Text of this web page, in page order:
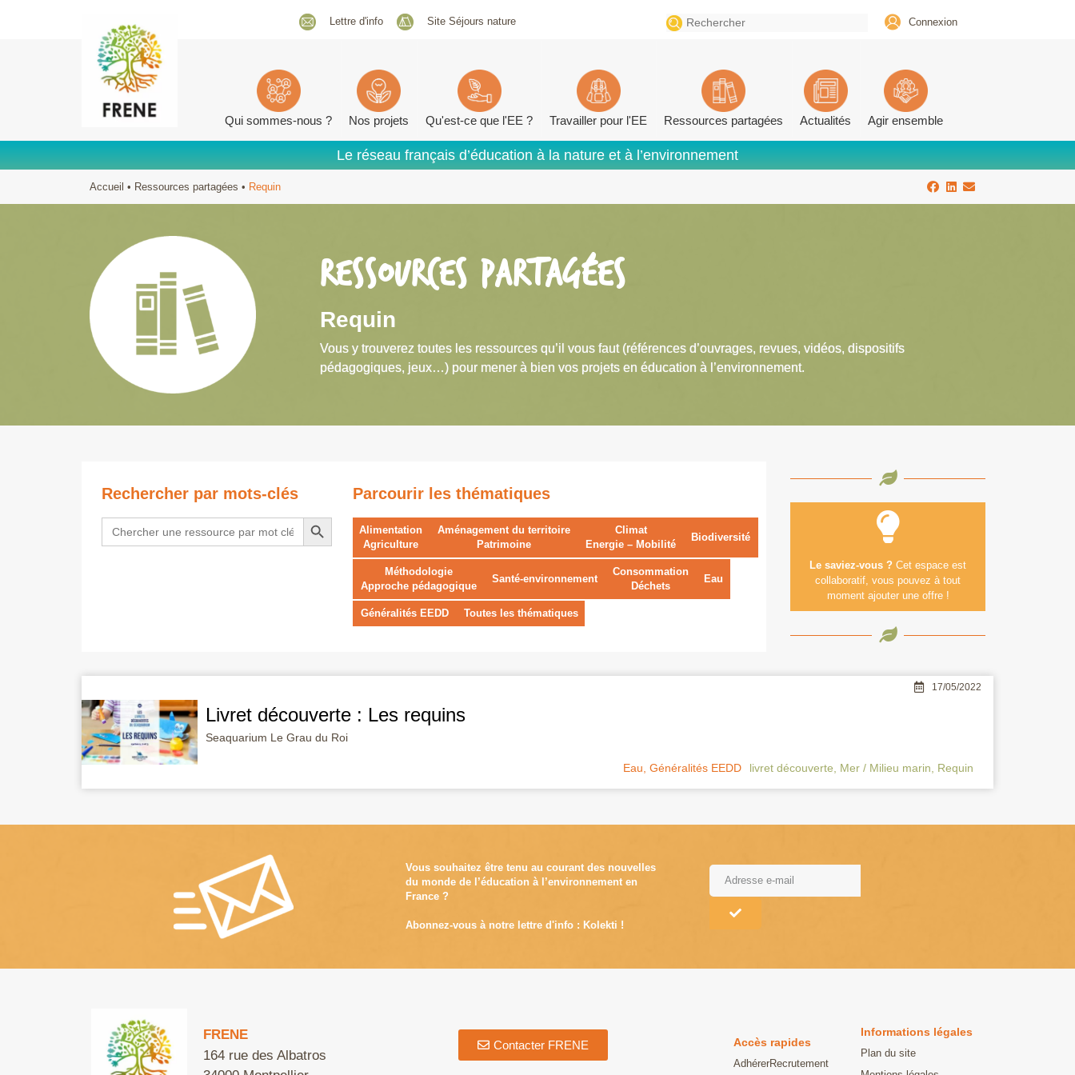
Lettre d'info Site Séjours nature
Search
for:
Connexion
Qui sommes-nous ? Nos projets Qu'est-ce que l'EE ? Travailler pour l'EE Ressources partagées Actualités Agir ensemble
Le réseau français d’éducation à la nature et à l’environnement
Accueil • Ressources partagées • Requin
RESSOURCES PARTAGÉES
Requin
Vous y trouverez toutes les ressources qu’il vous faut (références d’ouvrages, revues, vidéos, dispositifs
pédagogiques, jeux…) pour mener à bien vos projets en éducation à l’environnement.
Rechercher par mots-clés
Search
for:
Search Button
Parcourir les thématiques
Alimentation
Agriculture
Aménagement du territoire
Patrimoine
Climat
Energie – Mobilité
Biodiversité
Méthodologie
Approche pédagogique
Santé-environnement
Consommation
Déchets
Eau
Généralités EEDD Toutes les thématiques
Le saviez-vous ?Cet espace est
collaboratif, vous pouvez à tout
moment ajouter une offre !
17/05/2022
Livret découverte : Les requins
Seaquarium Le Grau du Roi
Eau Généralités EEDD livret découverte Mer / Milieu marin Requin
Vous souhaitez être tenu au courant des nouvelles
du monde de l’éducation à l’environnement en
France ?
Abonnez-vous à notre lettre d'info : Kolekti !
FRENE
164 rue des Albatros
Contacter FRENE Accès rapides
AdhérerRecrutement
Informations légales
Plan du site